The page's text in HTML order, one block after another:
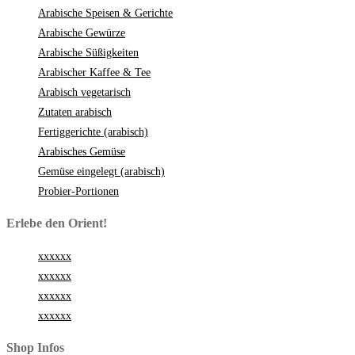
Arabische Speisen & Gerichte
Arabische Gewürze
Arabische Süßigkeiten
Arabischer Kaffee & Tee
Arabisch vegetarisch
Zutaten arabisch
Fertiggerichte (arabisch)
Arabisches Gemüse
Gemüse eingelegt (arabisch)
Probier-Portionen
Erlebe den Orient!
xxxxxx
xxxxxx
xxxxxx
xxxxxx
Shop Infos